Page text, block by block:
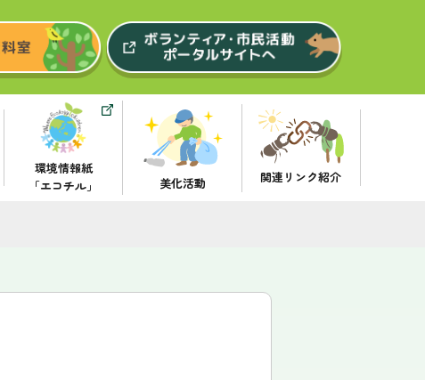
環境情報紙
「エコチル」
美化活動 関連リンク紹介